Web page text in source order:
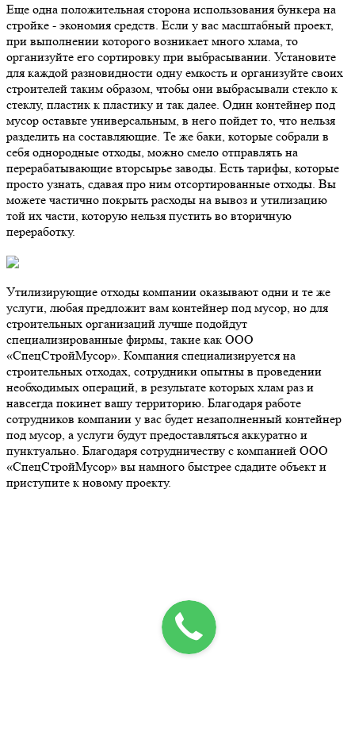
Еще одна положительная сторона использования бункера на
стройке - экономия средств. Если у вас масштабный проект,
при выполнении которого возникает много хлама, то
организуйте его сортировку при выбрасывании. Установите
для каждой разновидности одну емкость и организуйте своих
строителей таким образом, чтобы они выбрасывали стекло к
стеклу, пластик к пластику и так далее. Один контейнер под
мусор оставьте универсальным, в него пойдет то, что нельзя
разделить на составляющие. Те же баки, которые собрали в
себя однородные отходы, можно смело отправлять на
перерабатывающие вторсырье заводы. Есть тарифы, которые
просто узнать, сдавая про ним отсортированные отходы. Вы
можете частично покрыть расходы на вывоз и утилизацию
той их части, которую нельзя пустить во вторичную
переработку.
Утилизирующие отходы компании оказывают одни и те же
услуги, любая предложит вам контейнер под мусор, но для
строительных организаций лучше подойдут
специализированные фирмы, такие как ООО
«СпецСтройМусор». Компания специализируется на
строительных отходах, сотрудники опытны в проведении
необходимых операций, в результате которых хлам раз и
навсегда покинет вашу территорию. Благодаря работе
сотрудников компании у вас будет незаполненный контейнер
под мусор, а услуги будут предоставляться аккуратно и
пунктуально. Благодаря сотрудничеству с компанией ООО
«СпецСтройМусор» вы намного быстрее сдадите объект и
приступите к новому проекту.